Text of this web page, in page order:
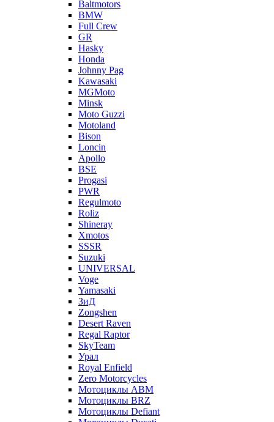
Baltmotors
BMW
Full Crew
GR
Hasky
Honda
Johnny Pag
Kawasaki
MGMoto
Minsk
Moto Guzzi
Motoland
Bison
Loncin
Apollo
BSE
Progasi
PWR
Regulmoto
Roliz
Shineray
Xmotos
SSSR
Suzuki
UNIVERSAL
Voge
Yamasaki
ЗиД
Zongshen
Desert Raven
Regal Raptor
SkyTeam
Урал
Royal Enfield
Zero Motorcycles
Мотоциклы ABM
Мотоциклы BRZ
Мотоциклы Defiant